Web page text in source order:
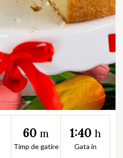
60 m
Timp de gatire
1:40 h
Gata in